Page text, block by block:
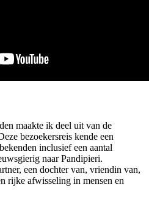
maakte ik deel uit van de
bezoekersreis kende een
inclusief een aantal
naar Pandipieri.
een dochter van, vriendin van,
rijke afwisseling in mensen en